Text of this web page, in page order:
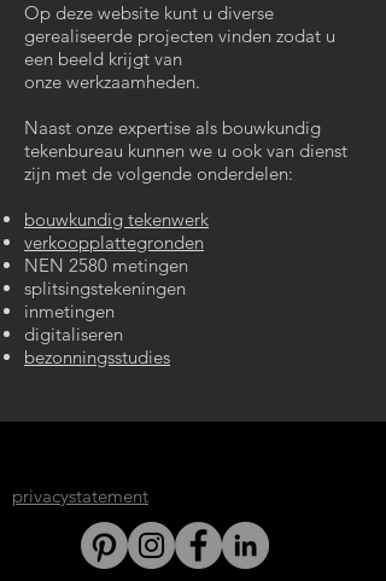
Op deze website kunt u diverse
gerealiseerde projecten vinden zodat u
een beeld krijgt van
onze werkzaamheden.
Naast onze expertise als bouwkundig
tekenbureau kunnen we u ook van dienst
zijn met de volgende onderdelen:
bouwkundig tekenwerk
verkoopplattegronden
NEN 2580 metingen
splitsingstekeningen
inmetingen
digitaliseren
bezonningsstudies
privacystatement